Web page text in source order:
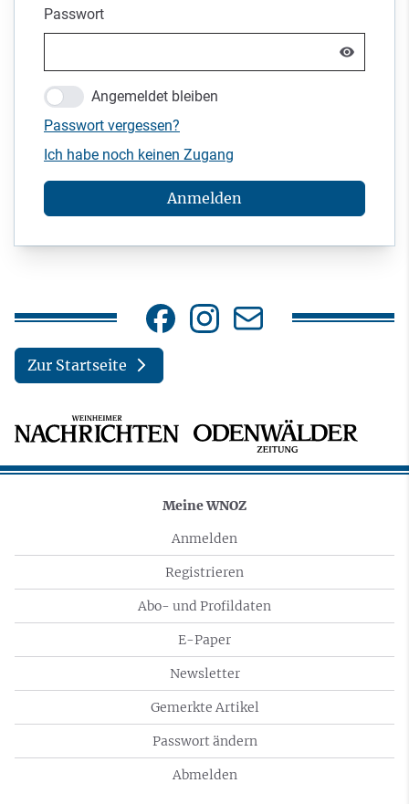
Passwort
Angemeldet bleiben
Passwort vergessen?
Ich habe noch keinen Zugang
Anmelden
Zur Startseite
Meine WNOZ
Anmelden
Registrieren
Abo- und Profildaten
E-Paper
Newsletter
Gemerkte Artikel
Passwort ändern
Abmelden